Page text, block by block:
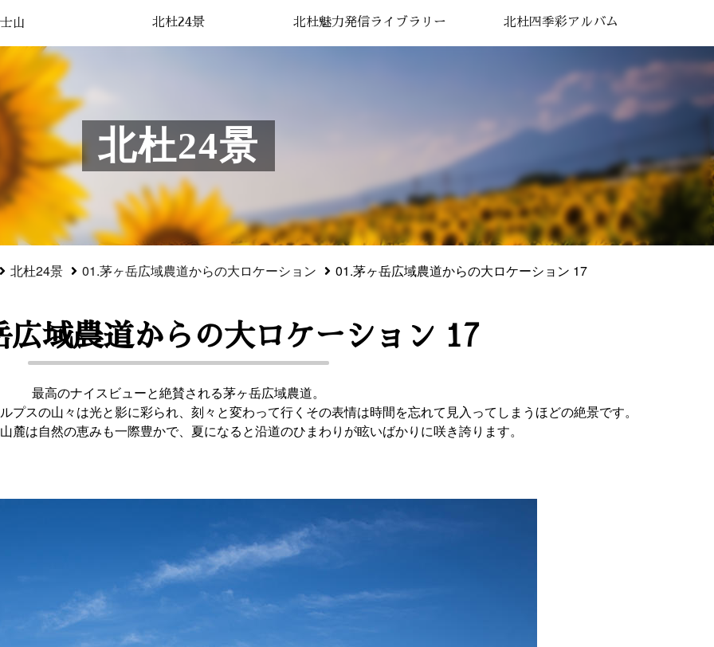
山 北杜24景 北杜魅力発信ライブラリー 北杜四季彩アルバム
北杜24景
北杜24景 01.茅ヶ岳広域農道からの大ロケーション 01.茅ヶ岳広域農道からの大ロケーション 17
広域農道からの大ロケーション 17
最高のナイスビューと絶賛される茅ヶ岳広域農道。
スの山々は光と影に彩られ、刻々と変わって行くその表情は時間を忘れて見入ってしまうほどの絶景です。
麓は自然の恵みも一際豊かで、夏になると沿道のひまわりが眩いばかりに咲き誇ります。